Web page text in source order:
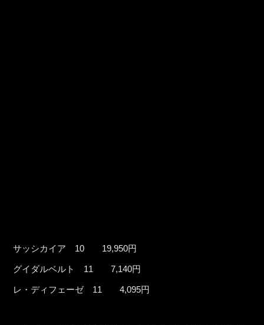
サッシカイア 10 19,950円
グイダルベルト 11 7,140円
レ・ディフェーゼ 11 4,095円